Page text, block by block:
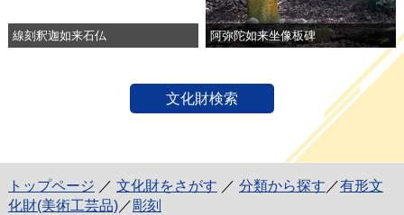
線刻釈迦如来石仏 阿弥陀如来坐像板碑
文化財検索
トップページ ／ 文化財をさがす ／ 分類から探す ／有形文
化財(美術工芸品)／彫刻